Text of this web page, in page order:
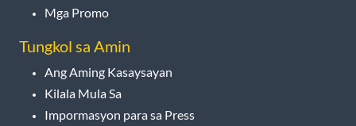
Mga Promo
Tungkol sa Amin
Ang Aming Kasaysayan
Kilala Mula Sa
Impormasyon para sa Press